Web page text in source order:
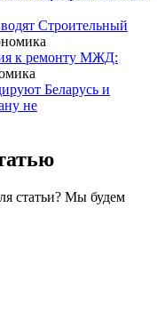
Строительный
к ремонту МЖД:
Беларусь и
не
статьи? Мы будем